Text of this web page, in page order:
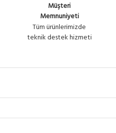
Müşteri
Memnuniyeti
Tüm ürünlerimizde
teknik destek hizmeti